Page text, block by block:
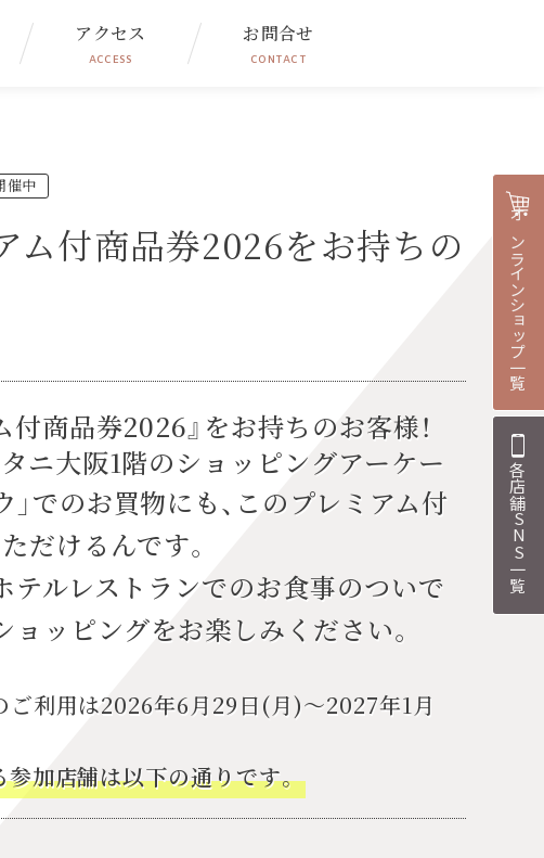
アクセス
ACCESS
お問合せ
CONTACT
オンラインショップ一覧
各店舗SNS一覧
催中
ム付商品券2026をお持ちの
付商品券2026』をお持ちのお客様！
ニ大阪1階のショッピングアーケー
」でのお買物にも、このプレミアム付
だけるんです。
テルレストランでのお食事のついで
ョッピングをお楽しみください。
ご利用は2026年6月29日(月)～2027年1月
参加店舗は以下の通りです。